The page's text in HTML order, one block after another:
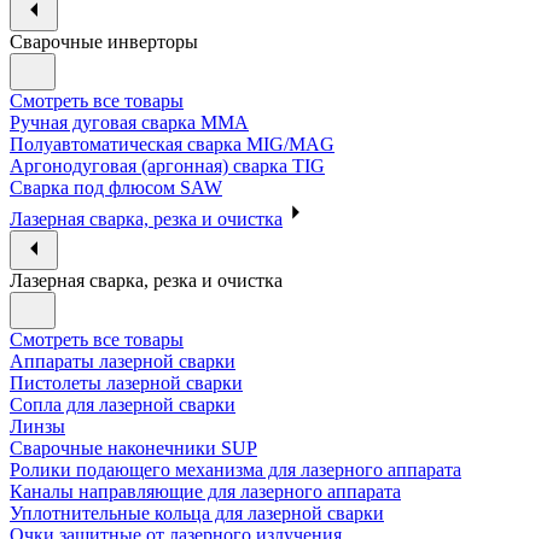
Сварочные инверторы
Смотреть все товары
Ручная дуговая сварка MMA
Полуавтоматическая сварка MIG/MAG
Аргонодуговая (аргонная) сварка TIG
Сварка под флюсом SAW
Лазерная сварка, резка и очистка
Лазерная сварка, резка и очистка
Смотреть все товары
Аппараты лазерной сварки
Пистолеты лазерной сварки
Сопла для лазерной сварки
Линзы
Сварочные наконечники SUP
Ролики подающего механизма для лазерного аппарата
Каналы направляющие для лазерного аппарата
Уплотнительные кольца для лазерной сварки
Очки защитные от лазерного излучения